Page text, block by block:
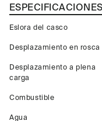
Eslora del casco
Desplazamiento en rosca
Desplazamiento a plena
carga
Combustible
Agua